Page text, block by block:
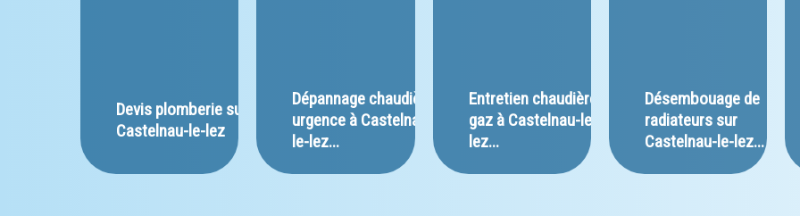
﻿Devis plomberie sur
Castelnau-le-lez
﻿Dépannage chaudière
urgence à Castelnau-
le-lez...
﻿Entretien chaudière
gaz à Castelnau-le-
lez...
﻿Désembouage de
radiateurs sur
Castelnau-le-lez...